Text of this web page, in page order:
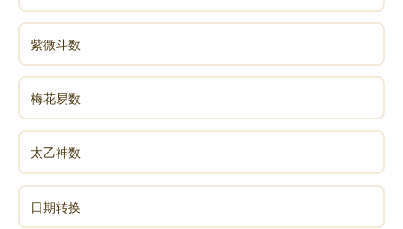
紫微斗数
梅花易数
太乙神数
日期转换